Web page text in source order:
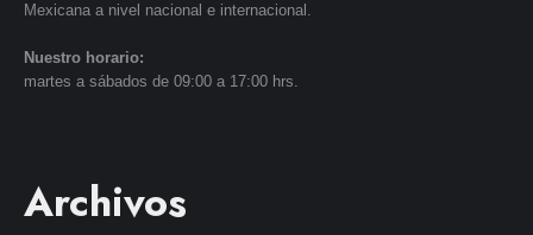
Mexicana a nivel nacional e internacional.
Nuestro horario:
martes a sábados de 09:00 a 17:00 hrs.
Archivos